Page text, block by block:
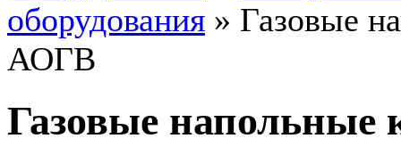
оборудования » Газовые
АОГВ
Газовые